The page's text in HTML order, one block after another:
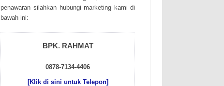
реnаwаrаn sіlаhkаn hubungі mаrkеtіng kаmі dі
bаwаh іnі:
BPK. RAHMAT
0878-7134-4406
[Klik di sini untuk Telepon]